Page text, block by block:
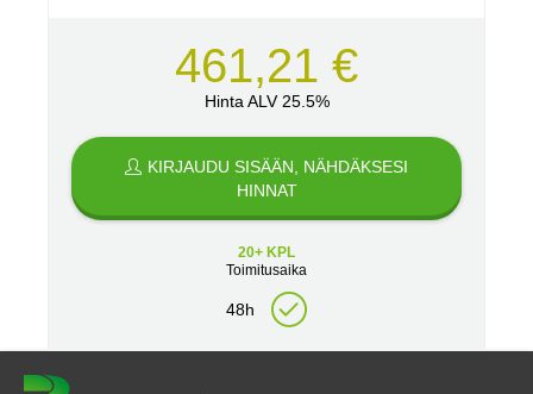
461,21 €
Hinta ALV 25.5%
KIRJAUDU SISÄÄN, NÄHDÄKSESI
HINNAT
20+ KPL
Toimitusaika
48h